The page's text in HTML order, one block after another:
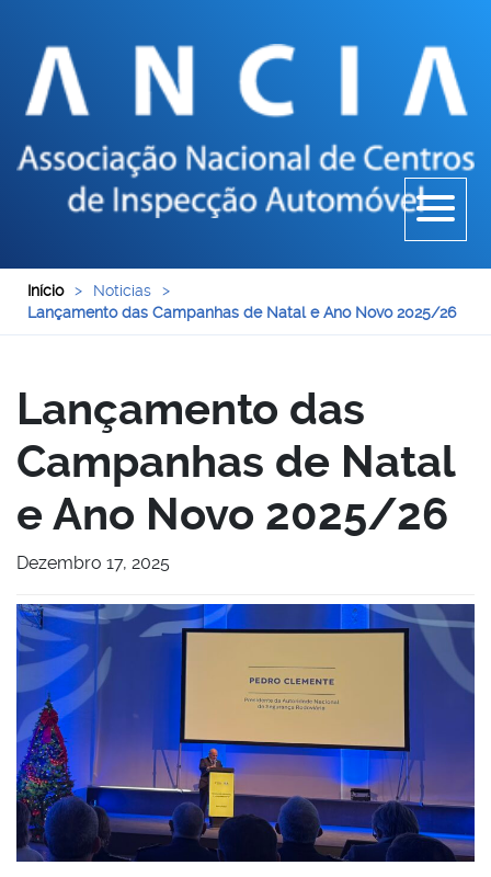
Início > Noticias
>
Lançamento das Campanhas de Natal e Ano Novo 2025/26
Lançamento das
Campanhas de Natal
e Ano Novo 2025/26
Dezembro 17, 2025